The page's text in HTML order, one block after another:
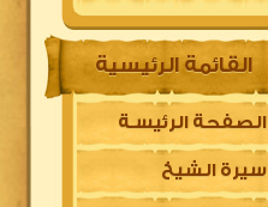
القائمة الرئيسية
الصفحة الرئيسـة
سيرة الشيخ